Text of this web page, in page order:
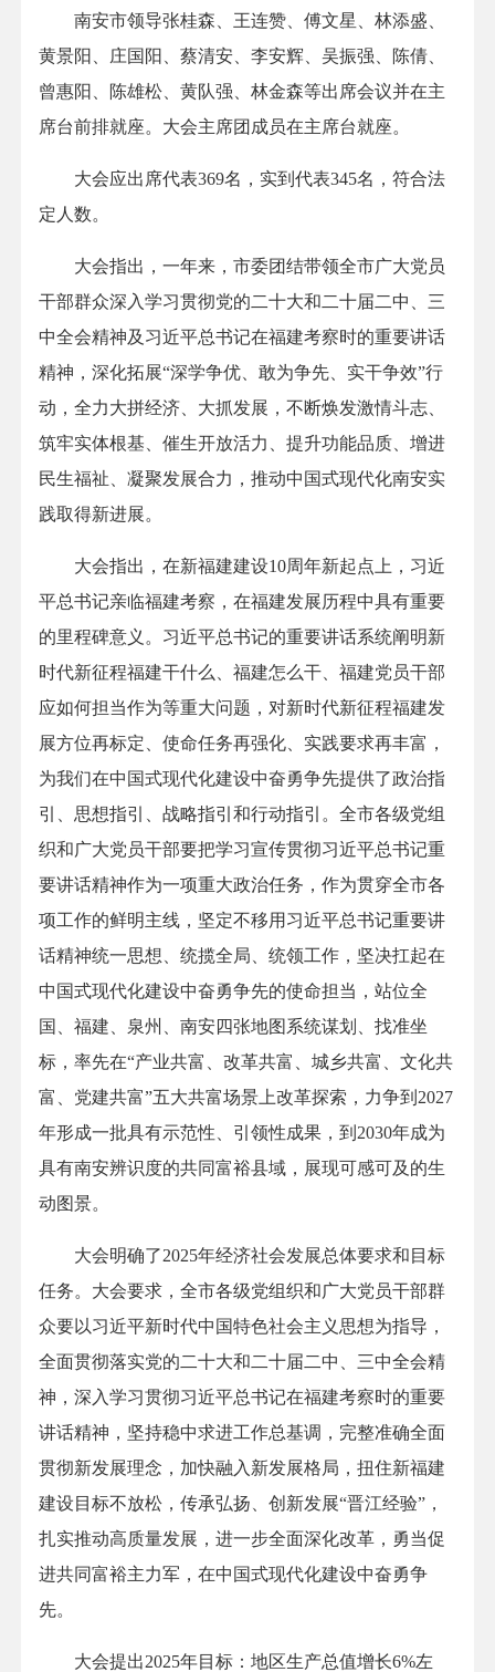
南安市领导张桂森、王连赞、傅文星、林添盛、
黄景阳、庄国阳、蔡清安、李安辉、吴振强、陈倩、
曾惠阳、陈雄松、黄队强、林金森等出席会议并在主
席台前排就座。大会主席团成员在主席台就座。
大会应出席代表369名，实到代表345名，符合法
定人数。
大会指出，一年来，市委团结带领全市广大党员
干部群众深入学习贯彻党的二十大和二十届二中、三
中全会精神及习近平总书记在福建考察时的重要讲话
精神，深化拓展“深学争优、敢为争先、实干争效”行
动，全力大拼经济、大抓发展，不断焕发激情斗志、
筑牢实体根基、催生开放活力、提升功能品质、增进
民生福祉、凝聚发展合力，推动中国式现代化南安实
践取得新进展。
大会指出，在新福建建设10周年新起点上，习近
平总书记亲临福建考察，在福建发展历程中具有重要
的里程碑意义。习近平总书记的重要讲话系统阐明新
时代新征程福建干什么、福建怎么干、福建党员干部
应如何担当作为等重大问题，对新时代新征程福建发
展方位再标定、使命任务再强化、实践要求再丰富，
为我们在中国式现代化建设中奋勇争先提供了政治指
引、思想指引、战略指引和行动指引。全市各级党组
织和广大党员干部要把学习宣传贯彻习近平总书记重
要讲话精神作为一项重大政治任务，作为贯穿全市各
项工作的鲜明主线，坚定不移用习近平总书记重要讲
话精神统一思想、统揽全局、统领工作，坚决扛起在
中国式现代化建设中奋勇争先的使命担当，站位全
国、福建、泉州、南安四张地图系统谋划、找准坐
标，率先在“产业共富、改革共富、城乡共富、文化共
富、党建共富”五大共富场景上改革探索，力争到2027
年形成一批具有示范性、引领性成果，到2030年成为
具有南安辨识度的共同富裕县域，展现可感可及的生
动图景。
大会明确了2025年经济社会发展总体要求和目标
任务。大会要求，全市各级党组织和广大党员干部群
众要以习近平新时代中国特色社会主义思想为指导，
全面贯彻落实党的二十大和二十届二中、三中全会精
神，深入学习贯彻习近平总书记在福建考察时的重要
讲话精神，坚持稳中求进工作总基调，完整准确全面
贯彻新发展理念，加快融入新发展格局，扭住新福建
建设目标不放松，传承弘扬、创新发展“晋江经验”，
扎实推动高质量发展，进一步全面深化改革，勇当促
进共同富裕主力军，在中国式现代化建设中奋勇争
先。
大会提出2025年目标：地区生产总值增长6%左